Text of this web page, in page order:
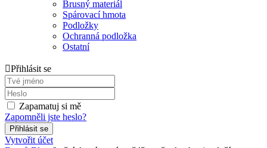
Brusný materiál
Spárovací hmota
Podložky
Ochranná podložka
Ostatní
Přihlásit se
Zapamatuj si mě
Zapomněli jste heslo?
Vytvořit účet